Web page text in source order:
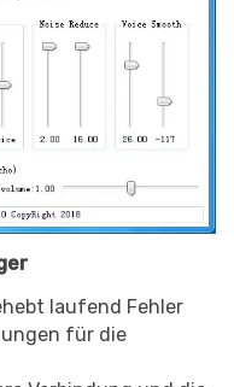
laufend Fehler
für die